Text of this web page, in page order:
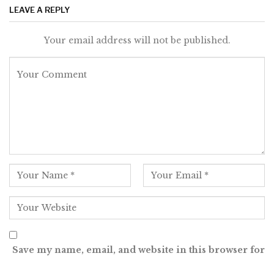
LEAVE A REPLY
Your email address will not be published.
Save my name, email, and website in this browser for